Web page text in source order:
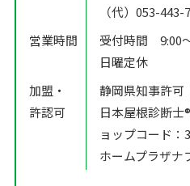
（代）053-443-
営業時間
受付時間 9:00
日曜定休
加盟・
許認可
静岡県知事許可
日本屋根診断士
ョップコード：
ホームプラザ